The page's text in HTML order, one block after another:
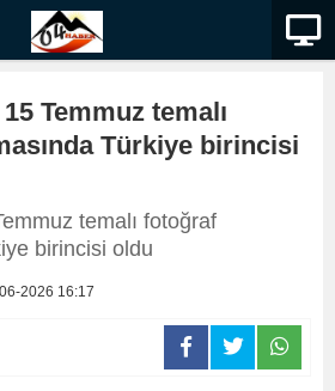
Temmuz temalı
Türkiye birincisi
temalı fotoğraf
birincisi oldu
2026 16:17